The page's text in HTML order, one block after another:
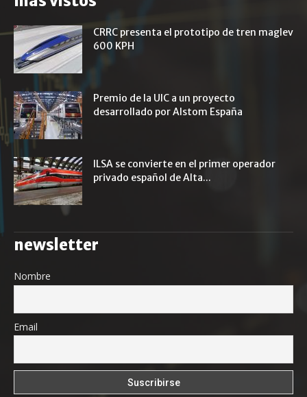
CRRC presenta el prototipo de tren maglev
600 KPH
Premio de la UIC a un proyecto
desarrollado por Alstom España
ILSA se convierte en el primer operador
privado español de Alta...
newsletter
Nombre
Email